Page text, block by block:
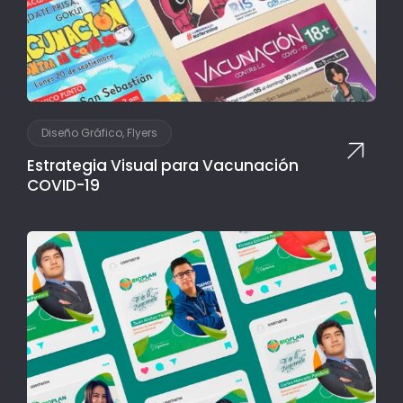
Estrategia Visual para Vacunación
COVID-19
Diseño Gráfico, Flyers